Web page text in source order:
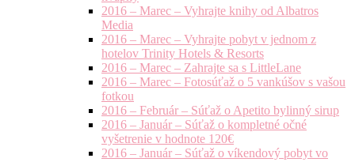
2016 – Marec – Vyhrajte knihy od Albatros
Media
2016 – Marec – Vyhrajte pobyt v jednom z
hotelov Trinity Hotels & Resorts
2016 – Marec – Zahrajte sa s LittleLane
2016 – Marec – Fotosúťaž o 5 vankúšov s vašou
fotkou
2016 – Február – Súťaž o Apetito bylinný sirup
2016 – Január – Súťaž o kompletné očné
vyšetrenie v hodnote 120€
2016 – Január – Súťaž o víkendový pobyt vo